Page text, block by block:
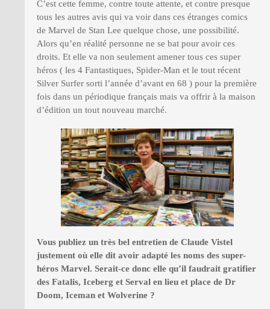
C’est cette femme, contre toute attente, et contre presque
tous les autres avis qui va voir dans ces étranges comics
de Marvel de Stan Lee quelque chose, une possibilité.
Alors qu’en réalité personne ne se bat pour avoir ces
droits. Et elle va non seulement amener tous ces super
héros ( les 4 Fantastiques, Spider-Man et le tout récent
Silver Surfer sorti l’année d’avant en 68 ) pour la première
fois dans un périodique français mais va offrir à la maison
d’édition un tout nouveau marché.
Vous publiez un très bel entretien de Claude Vistel
justement où elle dit avoir adapté les noms des super-
héros Marvel. Serait-ce donc elle qu’il faudrait gratifier
des Fatalis, Iceberg et Serval en lieu et place de Dr
Doom, Iceman et Wolverine ?